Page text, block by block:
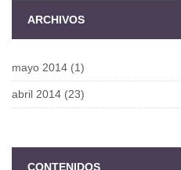
ARCHIVOS
mayo 2014 (1)
abril 2014 (23)
CONTENIDOS